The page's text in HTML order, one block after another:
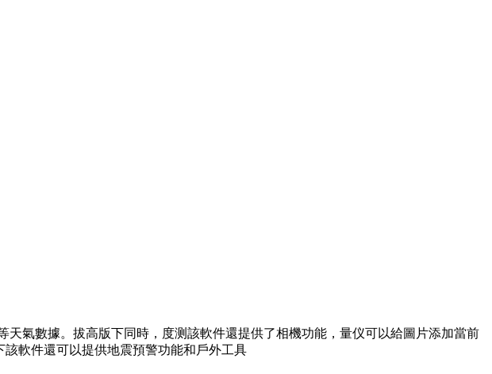
天氣數據。拔高版下同時，度测該軟件還提供了相機功能，量仪可以給圖片添加當前
軟件還可以提供地震預警功能和戶外工具